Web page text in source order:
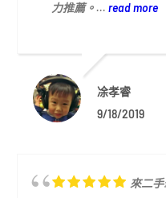
力推薦。... read more
凃孝睿
9/18/2019
來二